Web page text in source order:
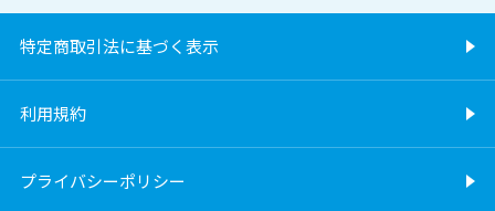
特定商取引法に基づく表示
利用規約
プライバシーポリシー